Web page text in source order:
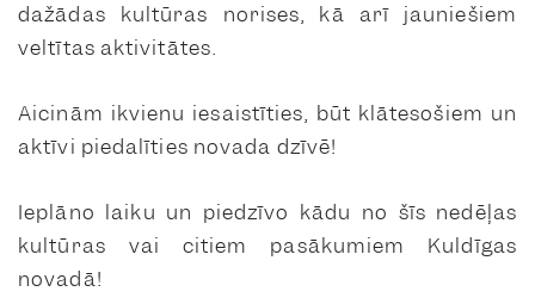
dažādas kultūras norises, kā arī jauniešiem
veltītas aktivitātes.
Aicinām ikvienu iesaistīties, būt klātesošiem un
aktīvi piedalīties novada dzīvē!
Ieplāno laiku un piedzīvo kādu no šīs nedēļas
kultūras vai citiem pasākumiem Kuldīgas
novadā!